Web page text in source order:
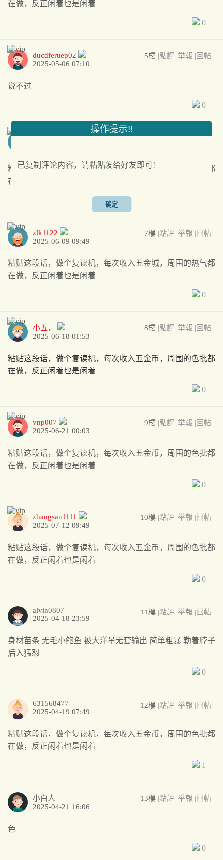
在做，反正闲着也是闲着
0
5樓 |點評 |举報 |回帖
ducdferuep02
2025-05-06 07:10
说不过
0
6樓 |點評|举報 |回帖
多米多米
粘贴这段话，做个复读机，每次收入五金币，周围的色批都
在做，反正闲着也是闲着
7樓 |點評 |举報 |回帖
zlk1122
2025-06-09 09:49
粘贴这段话，做个复读机，每次收入五金城，周围的热气都
在做，反正闲着也是闲着
0
8樓 |點評 |举報 |回帖
小五，
2025-06-18 01:53
粘贴这段话，做个复读机，每次收入五金币，周围的色批都
在做，反正闲着也是闲着
0
9樓 |點評 |举報 |回帖
vnp007
2025-06-21 00:03
粘贴这段话，做个复读机，每次收入五金币，周围的色批都
在做，反正闲着也是闲着
0
10樓 |點評 |举報 |回帖
zhangsan1111
2025-07-12 09:49
粘贴这段话，做个复读机，每次收入五金币，周围的色批都
在做，反正闲着也是闲着
0
11樓 |點評 |举報 |回帖
alvin0807
2025-04-18 23:59
身材苗条 无毛小鲍鱼 被大洋吊无套输出 简单粗暴 勒着脖子
后入猛怼
0
12樓 |點評 |举報 |回帖
631568477
2025-04-19 07:49
粘贴这段话，做个复读机，每次收入五金币，周围的色批都
在做，反正闲着也是闲着
1
13樓 |點評 |举報 |回帖
小白人
2025-04-21 16:06
色
0
操作提示!!
已复制评论内容，请粘贴发给好友即可!
确定